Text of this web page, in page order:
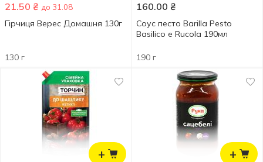
21.50 ₴ до 31.08
Гірчиця Верес Домашня 130г
130 г
160.00 ₴
Соус песто Barilla Pesto
Basilico e Rucola 190мл
190 г
+ +